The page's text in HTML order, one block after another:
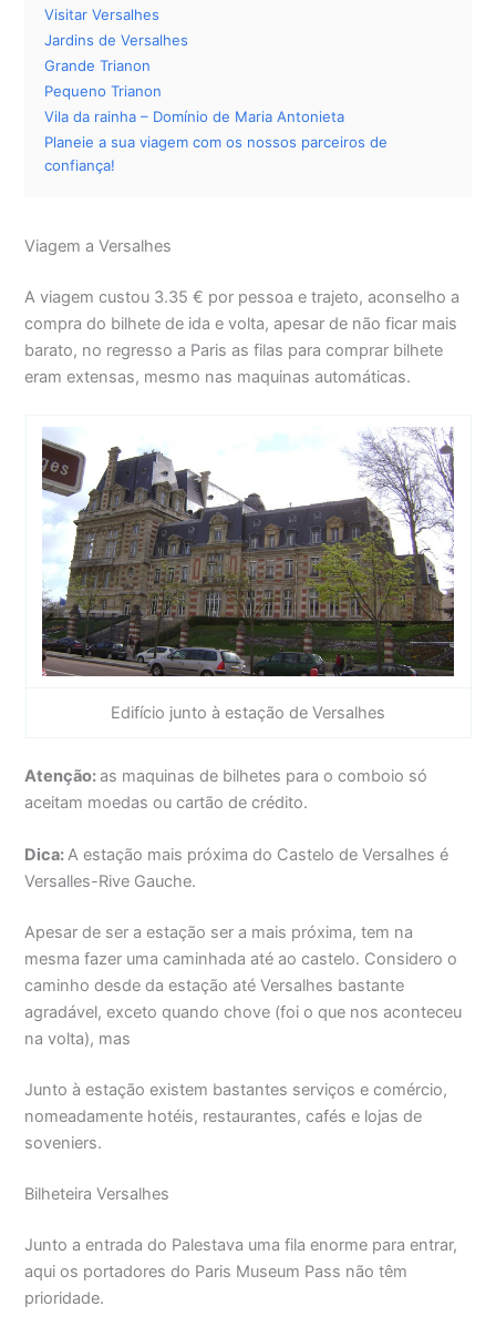
Visitar Versalhes
Jardins de Versalhes
Grande Trianon
Pequeno Trianon
Vila da rainha – Domínio de Maria Antonieta
Planeie a sua viagem com os nossos parceiros de
confiança!
Viagem a Versalhes
A viagem custou 3.35 € por pessoa e trajeto, aconselho a
compra do bilhete de ida e volta, apesar de não ficar mais
barato, no regresso a Paris as filas para comprar bilhete
eram extensas, mesmo nas maquinas automáticas.
Edifício junto à estação de Versalhes
Atenção:as maquinas de bilhetes para o comboio só
aceitam moedas ou cartão de crédito.
Dica:A estação mais próxima do Castelo de Versalhes é
Versalles-Rive Gauche.
Apesar de ser a estação ser a mais próxima, tem na
mesma fazer uma caminhada até ao castelo. Considero o
caminho desde da estação até Versalhes bastante
agradável, exceto quando chove (foi o que nos aconteceu
na volta), mas
Junto à estação existem bastantes serviços e comércio,
nomeadamente hotéis, restaurantes, cafés e lojas de
soveniers.
Bilheteira Versalhes
Junto a entrada do Palestava uma fila enorme para entrar,
aqui os portadores do Paris Museum Pass não têm
prioridade.